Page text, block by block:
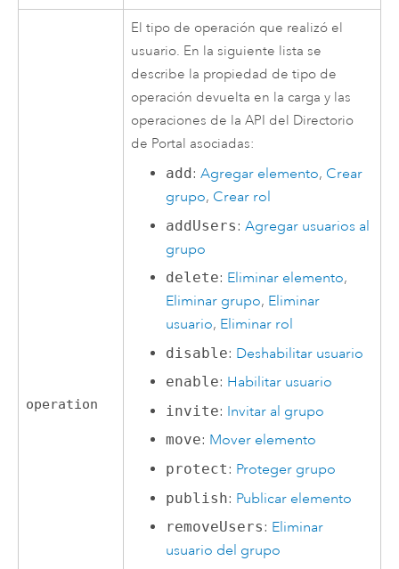
operation
El tipo de operación que realizó el
usuario. En la siguiente lista se
describe la propiedad de tipo de
operación devuelta en la carga y las
operaciones de la API del Directorio
de Portal asociadas:
add:Agregar elemento, Crear
grupo, Crear rol
addUsers:Agregar usuarios al
grupo
delete: Eliminar elemento,
Eliminar grupo, Eliminar
usuario, Eliminar rol
disable: Deshabilitar usuario
enable: Habilitar usuario
invite: Invitar al grupo
move: Mover elemento
protect: Proteger grupo
publish: Publicar elemento
removeUsers: Eliminar
usuario del grupo